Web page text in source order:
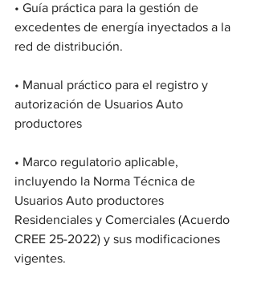
• Guía práctica para la gestión de
excedentes de energía inyectados a la
red de distribución.
• Manual práctico para el registro y
autorización de Usuarios Auto
productores
• Marco regulatorio aplicable,
incluyendo la Norma Técnica de
Usuarios Auto productores
Residenciales y Comerciales (Acuerdo
CREE 25-2022) y sus modificaciones
vigentes.